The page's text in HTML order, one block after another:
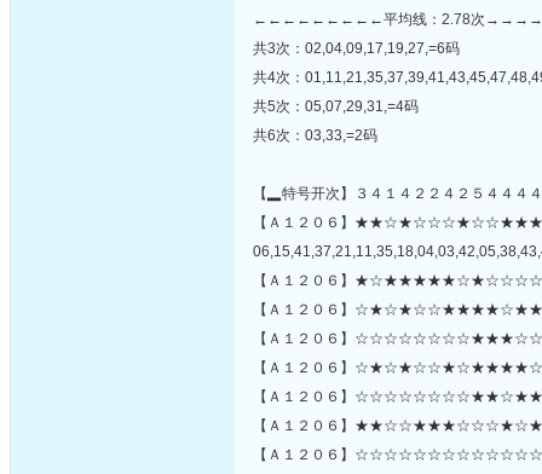
←←←←←←←←←平均线：2.78次
共3次：02,04,09,17,19,27,=6码
共4次：
共5次：05,07,29,31,=4码
共6次：03,33,=2码
【▂特号开次】３４１４２２４２５４４４
【Ａ１２０６】
【Ａ１２０６】
【Ａ１２０６】
【Ａ１２０６】
【Ａ１２０６】
【Ａ１２０６】
【Ａ１２０６】
【Ａ１２０６】